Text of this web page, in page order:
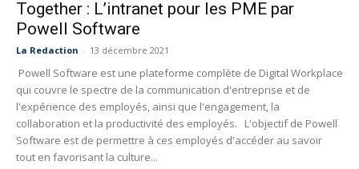
Together : L’intranet pour les PME par
Powell Software
La Redaction - 13 décembre 2021
Powell Software est une plateforme complète de Digital Workplace
qui couvre le spectre de la communication d'entreprise et de
l'expérience des employés, ainsi que l'engagement, la
collaboration et la productivité des employés. L'objectif de Powell
Software est de permettre à ces employés d'accéder au savoir
tout en favorisant la culture...